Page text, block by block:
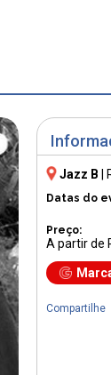
Jazz B
Datas do
Preço:
A partir de
Compartilhe